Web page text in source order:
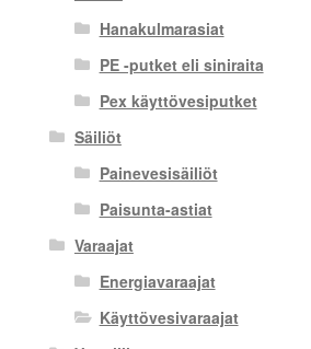
Hanakulmarasiat
PE -putket eli siniraita
Pex käyttövesiputket
Säiliöt
Painevesisäiliöt
Paisunta-astiat
Varaajat
Energiavaraajat
Käyttövesivaraajat